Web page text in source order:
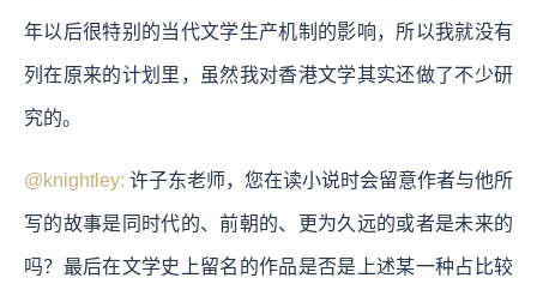
年以后很特别的当代文学生产机制的影响，所以我就没有
列在原来的计划里，虽然我对香港文学其实还做了不少研
究的。
@knightley: 许子东老师，您在读小说时会留意作者与他所
写的故事是同时代的、前朝的、更为久远的或者是未来的
吗？最后在文学史上留名的作品是否是上述某一种占比较